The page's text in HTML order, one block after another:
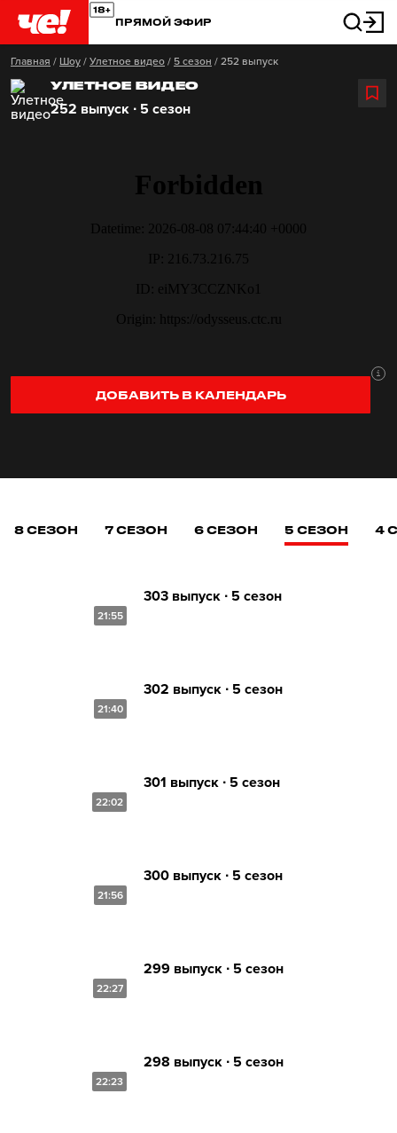
ПРЯМОЙ ЭФИР
Главная / Шоу / Улетное видео / 5 сезон / 252 выпуск
УЛЕТНОЕ ВИДЕО
252 выпуск ∙ 5 сезон
ДОБАВИТЬ В КАЛЕНДАРЬ
8 СЕЗОН 7 СЕЗОН 6 СЕЗОН 5 СЕЗОН 4
21:55
303 выпуск ∙ 5 сезон
21:40
302 выпуск ∙ 5 сезон
22:02
301 выпуск ∙ 5 сезон
21:56
300 выпуск ∙ 5 сезон
22:27
299 выпуск ∙ 5 сезон
22:23
298 выпуск ∙ 5 сезон